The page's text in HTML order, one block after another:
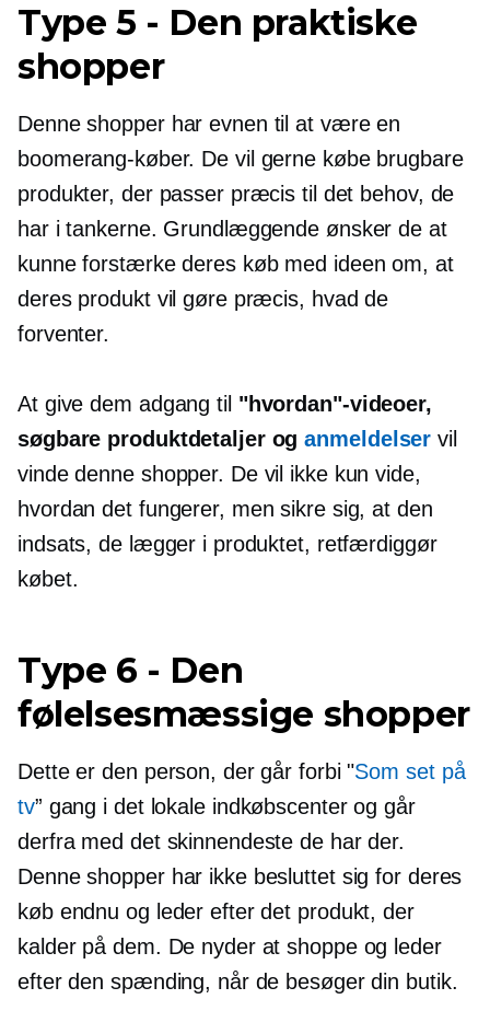
Type 5 - Den praktiske
shopper
Denne shopper har evnen til at være en
boomerang-køber. De vil gerne købe brugbare
produkter, der passer præcis til det behov, de
har i tankerne. Grundlæggende ønsker de at
kunne forstærke deres køb med ideen om, at
deres produkt vil gøre præcis, hvad de
forventer.
At give dem adgang til "hvordan"-videoer,
søgbare produktdetaljer oganmeldelser vil
vinde denne shopper. De vil ikke kun vide,
hvordan det fungerer, men sikre sig, at den
indsats, de lægger i produktet, retfærdiggør
købet.
Type 6 - Den
følelsesmæssige shopper
Dette er den person, der går forbi "Som set på
tv” gang i det lokale indkøbscenter og går
derfra med det skinnendeste de har der.
Denne shopper har ikke besluttet sig for deres
køb endnu og leder efter det produkt, der
kalder på dem. De nyder at shoppe og leder
efter den spænding, når de besøger din butik.